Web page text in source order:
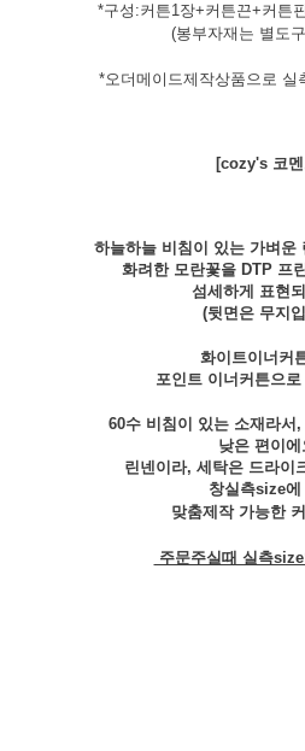
*구성:커튼1장+커튼끈+커튼
(봉부자재는 별도
*오더메이드제작상품으로 실
[cozy's 코멘
하늘하늘 비침이 있는 가벼운
화려한 모란꽃을 DTP 프
섬세하게 표현
(뒷면은 무지
화이트이너커
포인트 이너커튼으
60수 비침이 있는 소재라서
낮은 편이에
린넨이라, 세탁은 드라이
창실측size에
맞춤제작 가능한
주문주실때 실측